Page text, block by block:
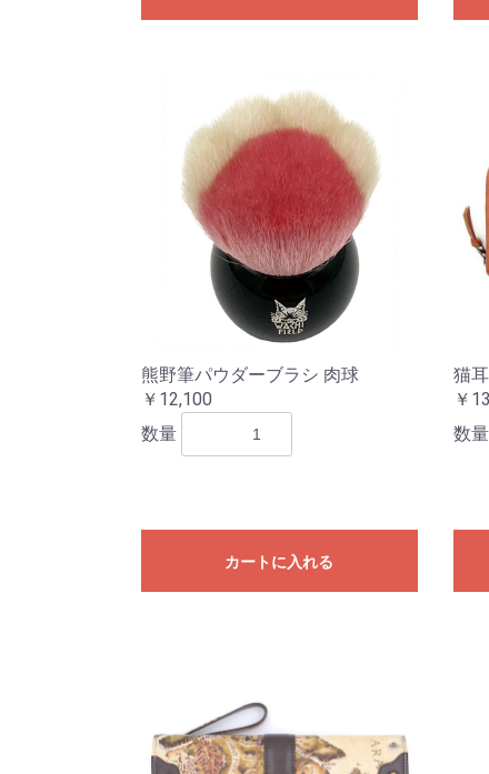
熊野筆パウダーブラシ 肉球
￥12,100
数量
カートに入れる
猫
￥
数量